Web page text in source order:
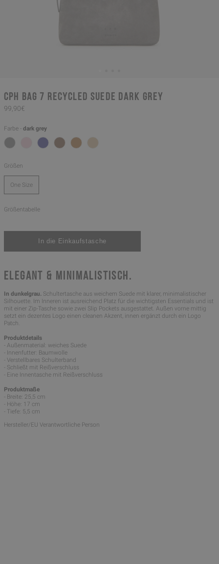
CPH BAG 7 recycled suede dark grey
99,90€
Farbe - dark grey
Größen
One Size
Größentabelle
ELEGANT & MINIMALISTISCH.
In dunkelgrau. Schultertasche aus weichem Suede mit klarer, minimalistischer
Silhouette. Im Inneren ist ausreichend Platz für die wichtigsten Essentials und ist
mit einer Zip-Tasche sowie zwei Slip Pockets ausgestattet. Außen vorne mittig
setzt ein dezentes Logo einen cleanen Akzent, innen ergänzt durch ein Logo
Patch.
Produktdetails
- Außenmaterial: weiches Suede
- Innenfutter: Baumwolle
- Verstellbares Schulterband
- Schließt mit Reißverschluss
- Eine Innentasche mit Reißverschluss
Produktmaße
- Breite: 25,5 cm
- Höhe: 17 cm
- Tiefe: 5,5 cm
Hersteller/EU Verantwortliche Person